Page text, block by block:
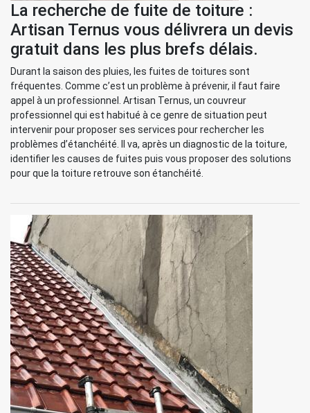
La recherche de fuite de toiture :
Artisan Ternus vous délivrera un devis
gratuit dans les plus brefs délais.
Durant la saison des pluies, les fuites de toitures sont
fréquentes. Comme c’est un problème à prévenir, il faut faire
appel à un professionnel. Artisan Ternus, un couvreur
professionnel qui est habitué à ce genre de situation peut
intervenir pour proposer ses services pour rechercher les
problèmes d’étanchéité. Il va, après un diagnostic de la toiture,
identifier les causes de fuites puis vous proposer des solutions
pour que la toiture retrouve son étanchéité.